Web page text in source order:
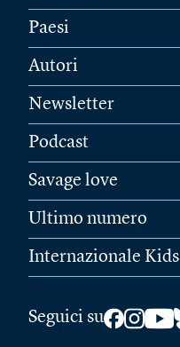
Paesi
Autori
Newsletter
Podcast
Savage love
Ultimo numero
Internazionale Kids
Seguici su